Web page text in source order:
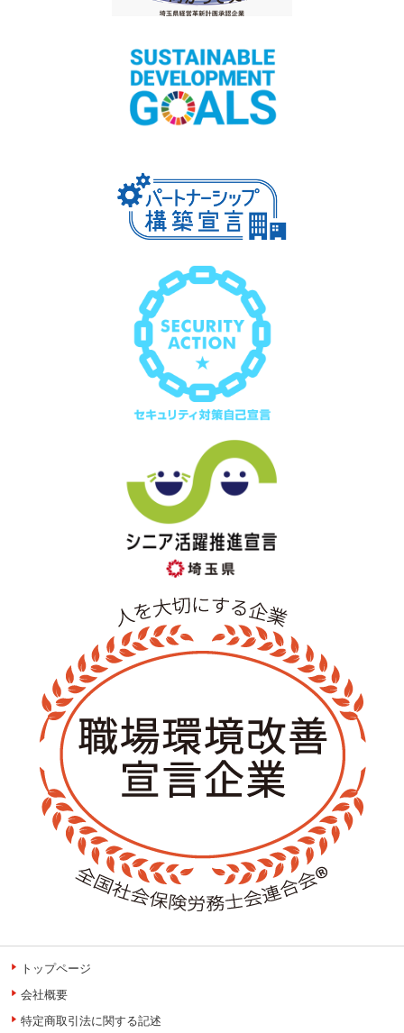
トップページ
会社概要
特定商取引法に関する記述